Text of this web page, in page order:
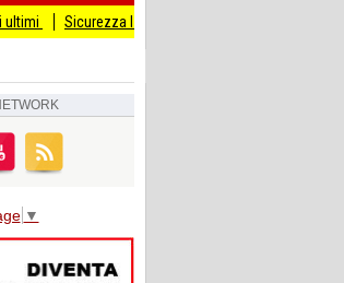
I Giovani Democratici ribattono ai Giovani di
▼